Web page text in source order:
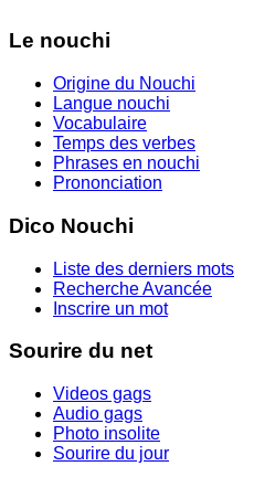
Le nouchi
Origine du Nouchi
Langue nouchi
Vocabulaire
Temps des verbes
Phrases en nouchi
Prononciation
Dico Nouchi
Liste des derniers mots
Recherche Avancée
Inscrire un mot
Sourire du net
Videos gags
Audio gags
Photo insolite
Sourire du jour